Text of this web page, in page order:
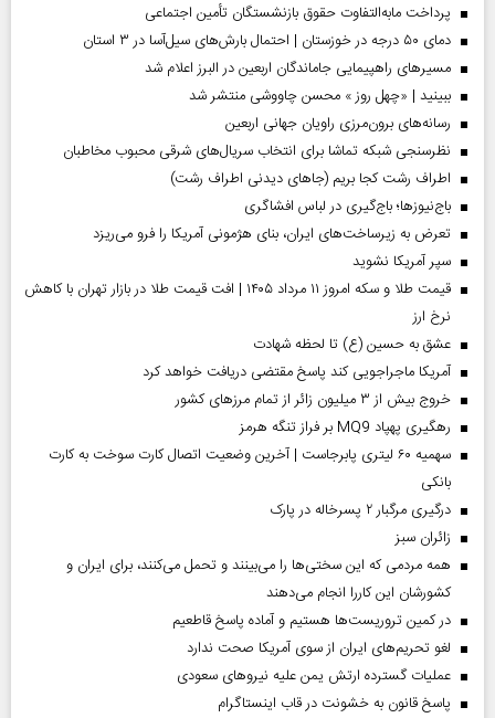
پرداخت مابه‌التفاوت حقوق بازنشستگان تأمین اجتماعی
دمای ۵۰ درجه در خوزستان | احتمال بارش‌های سیل‌آسا در ۳ استان
مسیر‌های راهپیمایی جاماندگان اربعین در البرز اعلام شد
ببینید | «چهل روز » محسن چاووشی منتشر شد
رسانه‌های برون‌مرزی راویان جهانی اربعین
نظرسنجی شبکه تماشا برای انتخاب سریال‌های شرقی محبوب مخاطبان
اطراف رشت کجا بریم (جاهای دیدنی اطراف رشت)
باج‌نیوزها؛ باج‌گیری در لباس افشاگری
تعرض به زیرساخت‌های ایران، بنای هژمونی آمریکا را فرو می‌ریزد
سپر آمریکا نشوید
قیمت طلا و سکه امروز ۱۱ مرداد ۱۴۰۵ | افت قیمت طلا در بازار تهران با کاهش
نرخ ارز
عشق به حسین (ع) تا لحظه شهادت
آمریکا ماجراجویی کند پاسخ مقتضی دریافت خواهد کرد
خروج بیش از ۳ میلیون زائر از تمام مرز‌های کشور
رهگیری پهپاد MQ9 بر فراز تنگه هرمز
سهمیه ۶۰ لیتری پابرجاست | آخرین وضعیت اتصال کارت سوخت به کارت
بانکی
درگیری مرگبار ۲ پسرخاله در پارک
‌زائران سبز
همه مردمی که این سختی‌ها را می‌بینند و تحمل می‌کنند، برای ایران و
کشورشان این کاررا انجام می‌دهند
در کمین تروریست‌ها هستیم و آماده پاسخ قاطعیم
لغو تحریم‌های ایران از سوی آمریکا صحت ندارد
عملیات گسترده ارتش یمن علیه نیروهای سعودی
پاسخ قانون به خشونت در قاب اینستاگرام